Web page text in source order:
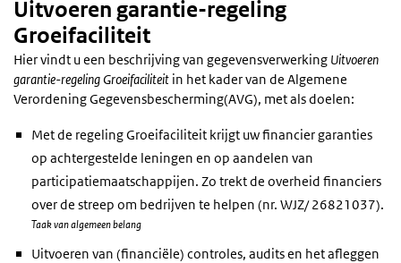
Uitvoeren garantie-regeling
Groeifaciliteit
Hier vindt u een beschrijving van gegevensverwerking Uitvoeren
garantie-regeling Groeifaciliteit in het kader van de Algemene
Verordening Gegevensbescherming(AVG), met als doelen:
Met de regeling Groeifaciliteit krijgt uw financier garanties
op achtergestelde leningen en op aandelen van
participatiemaatschappijen. Zo trekt de overheid financiers
over de streep om bedrijven te helpen (nr. WJZ/ 26821037).
Taak van algemeen belang
Uitvoeren van (financiële) controles, audits en het afleggen